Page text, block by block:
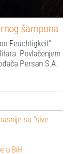
šampona
Feuchtigkeit"
Povlačenjem
Persan S.A.
su "sive
u BiH